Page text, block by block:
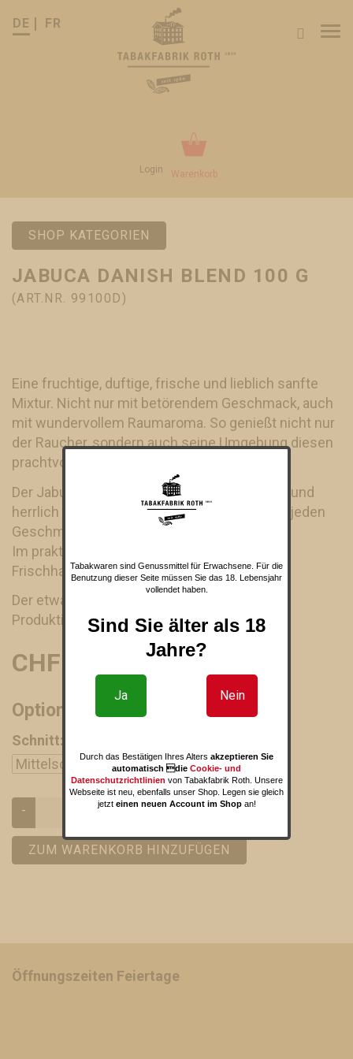
DE FR
Login Warenkorb
SHOP KATEGORIEN
JABUCA DANISH BLEND 100 G
(ART.NR. 99100D)
Eine fruchtige, duftige, frische und lieblich sanfte
Mixtur. Nicht nur mit betörendem Geschmack, auch
mit wundervollem Raumaroma. So genießt nicht nur
der Raucher, sondern auch seine Umgebung diesen
prachtvollen Blend im Mittelschnitt.
Der Jabuca "Danish Blend" ist fruchtig frisch und
herrlich duftend. Eine trendige Mischung für jeden
Geschmack im Mittelschnitt.
Im praktischen wiederverschliessbaren
Frischhaltebeutel.
Der etwas andere Pfeifentabak aus eigener
Produktion.
CHF 21.50
Optionen und Varianten
Schnitt:
+
-
ZUM WARENKORB HINZUFÜGEN
Öffnungszeiten Feiertage
Tabakwaren sind Genussmittel für Erwachsene. Für die
Benutzung dieser Seite müssen Sie das 18. Lebensjahr
vollendet haben.
Sind Sie älter als 18
Jahre?
Ja Nein
Durch das Bestätigen Ihres Alters akzeptieren Sie
automatisch die Cookie- und
Datenschutzrichtlinien von Tabakfabrik Roth. Unsere
Webseite ist neu, ebenfalls unser Shop. Legen sie gleich
jetzt einen neuen Account im Shopan!